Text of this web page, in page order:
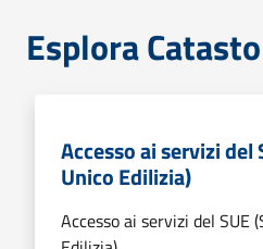
Esplora
Accesso ai servizi del
Unico Edilizia)
Accesso ai servizi del SUE